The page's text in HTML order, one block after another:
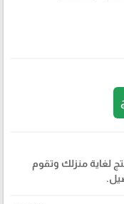
لغاية منزلك وتقوم